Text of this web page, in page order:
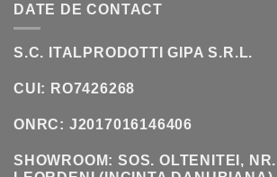
DATE DE CONTACT
S.C. ITALPRODOTTI GIPA S.R.L.
CUI: RO7426268
ONRC: J2017016146406
SHOWROOM:SOS. OLTENITEI,